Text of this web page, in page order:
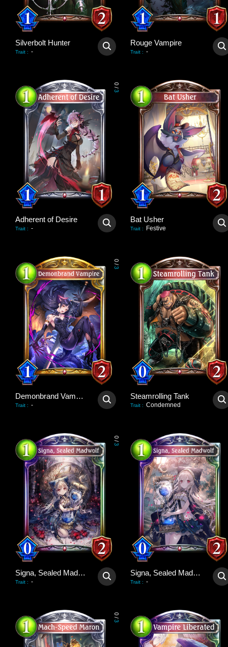
Silverbolt Hunter
Trait : -
Rouge Vampire
Trait : -
0
/
3
Adherent of Desire
Trait : -
Bat Usher
Trait : Festive
0
/
3
Demonbrand Vampire
Trait : -
Steamrolling Tank
Trait : Condemned
0
/
3
Signa, Sealed Madwolf
Trait : -
Signa, Sealed Madwolf
Trait : -
0
/
3